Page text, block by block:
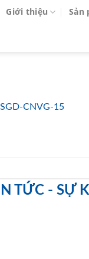
Giới thiệu Sản
CNVG-15
TỨC - SỰ